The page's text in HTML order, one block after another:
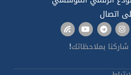
اتصال
شاركنا بملاحظاتك!